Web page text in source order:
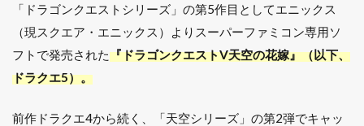
「ドラゴンクエストシリーズ」の第5作目としてエニックス
（現スクエア・エニックス）よりスーパーファミコン専用ソ
フトで発売された『ドラゴンクエストV天空の花嫁』（以下、
ドラクエ5）。
前作ドラクエ4から続く、「天空シリーズ」の第2弾でキャッ